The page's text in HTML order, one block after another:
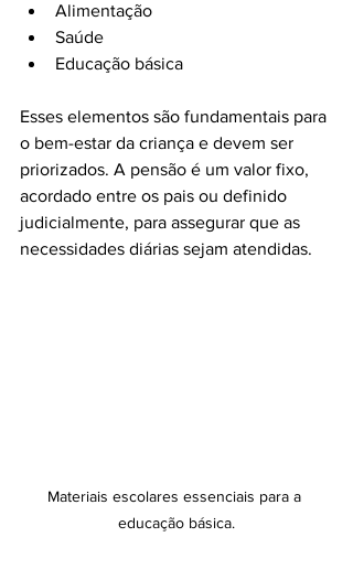
Alimentação
Saúde
Educação básica
Esses elementos são fundamentais para
o bem-estar da criança e devem ser
priorizados. A pensão é um valor fixo,
acordado entre os pais ou definido
judicialmente, para assegurar que as
necessidades diárias sejam atendidas.
Materiais escolares essenciais para a
educação básica.